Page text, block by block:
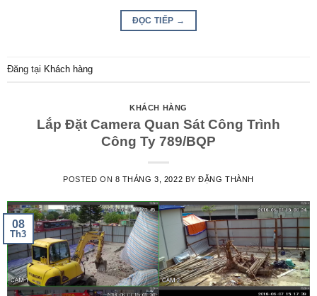
ĐỌC TIẾP →
Đăng tại Khách hàng
KHÁCH HÀNG
Lắp Đặt Camera Quan Sát Công Trình
Công Ty 789/BQP
POSTED ON 8 THÁNG 3, 2022 BYĐẶNG THÀNH
08
Th3